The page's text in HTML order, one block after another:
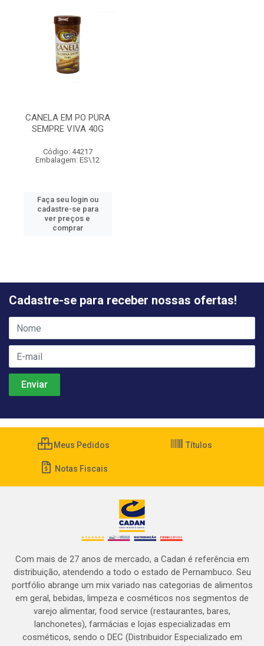
CANELA EM PO PURA
SEMPRE VIVA 40G
Código: 44217
Embalagem: ES\12
Faça seu login ou
cadastre-se para
ver preços e
comprar
Cadastre-se para receber nossas ofertas!
Meus Pedidos Títulos
Notas Fiscais
Com mais de 27 anos de mercado, a Cadan é referência em
distribuição, atendendo a todo o estado de Pernambuco. Seu
portfólio abrange um mix variado nas categorias de alimentos
em geral, bebidas, limpeza e cosméticos nos segmentos de
varejo alimentar, food service (restaurantes, bares,
lanchonetes), farmácias e lojas especializadas em
cosméticos, sendo o DEC (Distribuidor Especializado em